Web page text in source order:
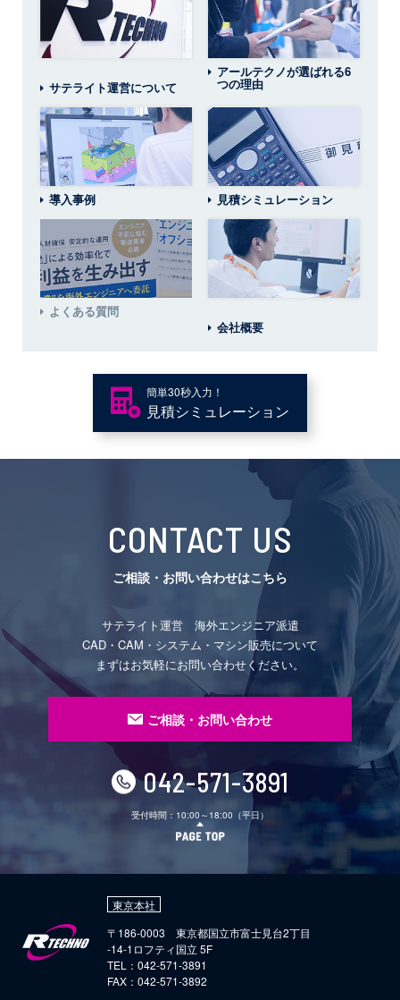
サテライト運営について
アールテクノが選ばれる6
つの理由
導入事例 見積シミュレーション
よくある質問
会社概要
簡単30秒入力！
見積シミュレーション
CONTACT US
ご相談・お問い合わせはこちら
サテライト運営 海外エンジニア派遣
CAD・CAM・システム・マシン販売について
まずはお気軽にお問い合わせください。
ご相談・お問い合わせ
042-571-3891
受付時間：10:00～18:00（平日）
東京本社
〒186-0003 東京都国立市富士見台2丁目
-14-1ロフティ国立 5F
TEL：042-571-3891
FAX：042-571-3892